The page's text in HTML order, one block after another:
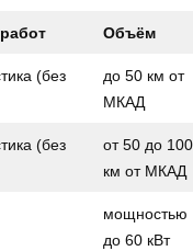
Объём
(без
до 50 км от
МКАД
(без
от 50 до 100
км от МКАД
мощностью
до 60 кВт